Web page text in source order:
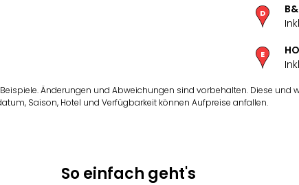
Änderungen und Abweichungen sind vorbehalten. Diese und
Saison, Hotel und Verfügbarkeit können Aufpreise anfallen.
So einfach geht's